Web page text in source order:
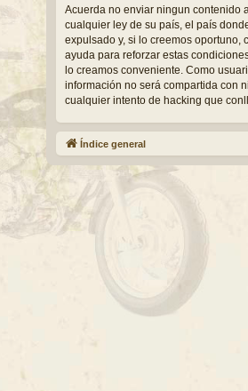
Acuerda no enviar ningun contenido
cualquier ley de su país, el país
expulsado y, si lo creemos oportuno,
ayuda para reforzar estas
lo creamos conveniente. Como
información no será compartida con
cualquier intento de hacking que
Índice general